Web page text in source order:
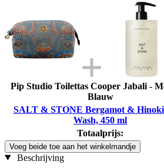
Pip Studio Toilettas Cooper Jabali -
Blauw
SALT & STONE Bergamot &
Wash, 450 ml
Totaalprijs:
Voeg beide toe aan het winkelmandje
Beschrijving